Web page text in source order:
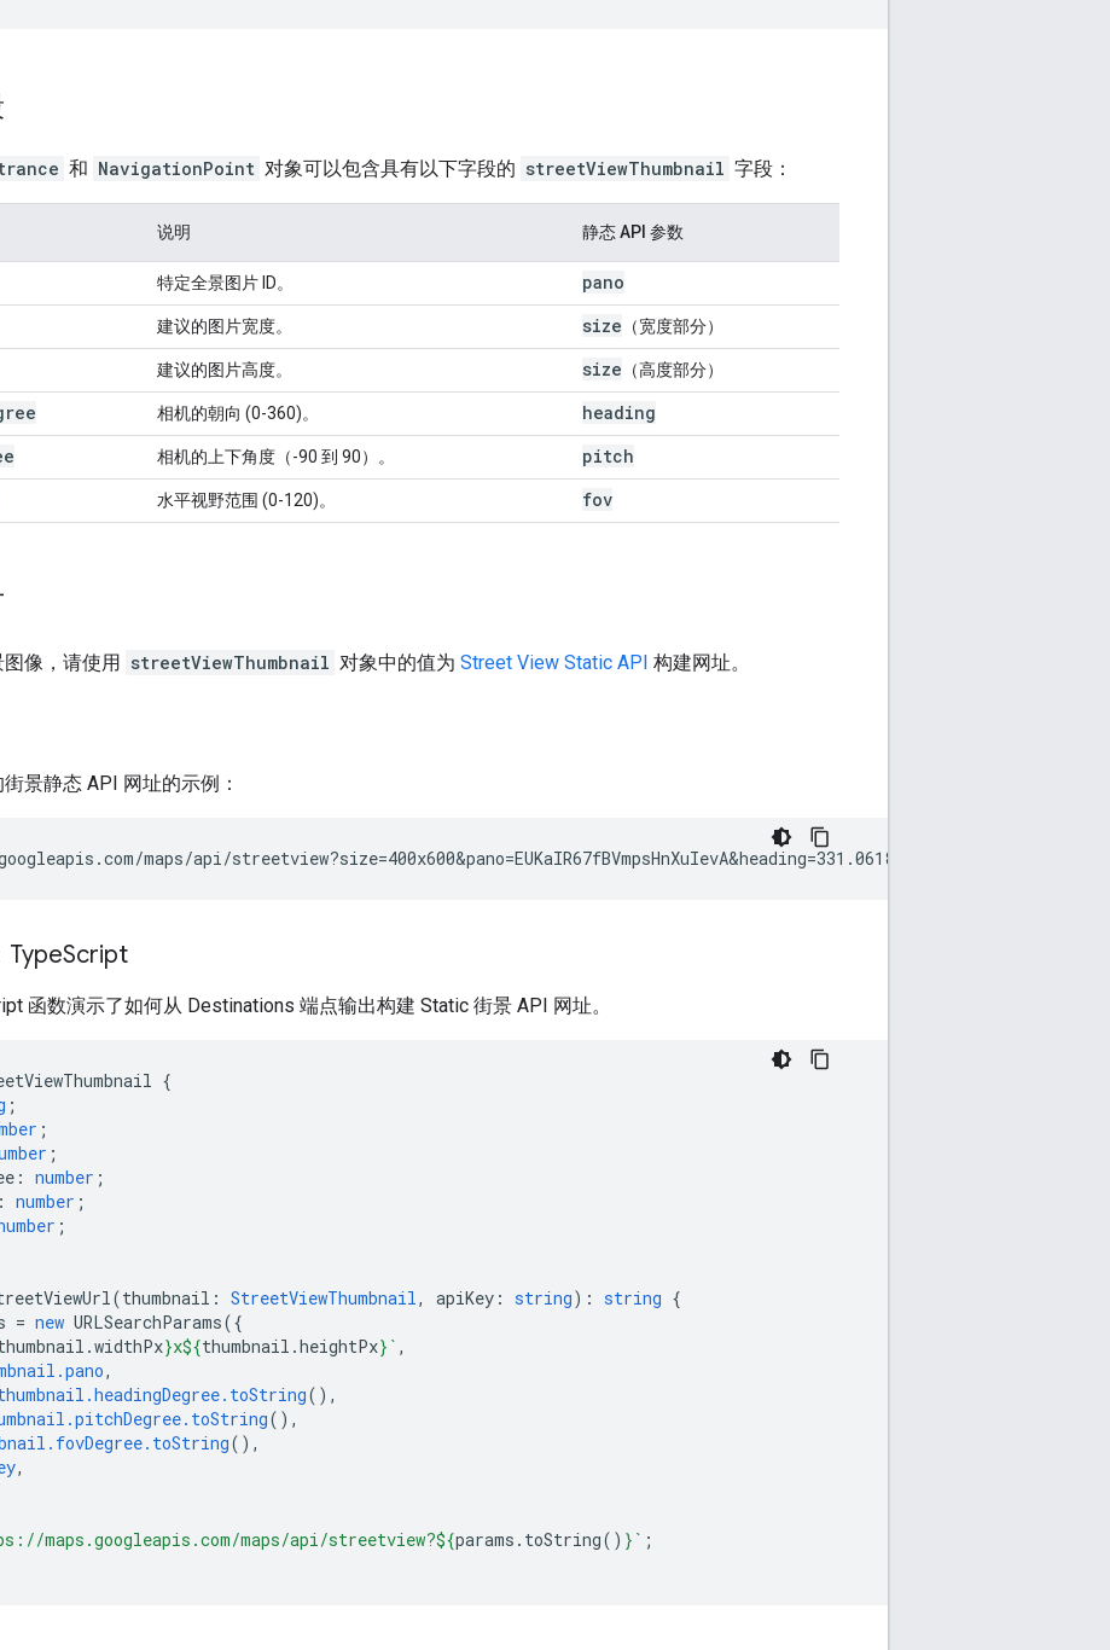
和 NavigationPoint 对象可以包含具有以下字段的 streetViewThumbnail 字段：
说明 静态 API 参数
特定全景图片 ID。
pano
建议的图片宽度。 size （宽度部分）
建议的图片高度。 size （高度部分）
相机的朝向 (0-360)。
heading
相机的上下角度（-90 到 90）。
pitch
水平视野范围 (0-120)。 fov
像，请使用 streetViewThumbnail 对象中的值为 Street View Static API 构建网址。
景静态 API 网址的示例：
maps/api/streetview?size=400x600&pano=EUKaIR67fBVmpsHnXuIevA&heading=331.06186&fov=60&key=
TypeScript
函数演示了如何从 Destinations 端点输出构建 Static 街景 API 网址。
{
;
;
;
: number ;
: number ;
;
(thumbnail : StreetViewThumbnail, apiKey : string) : string {
= new URLSearchParams({
.widthPx}x${thumbnail .heightPx} ` ,
,
(),
(),
(),
,
maps.googleapis.com/maps/api/streetview?${params . toString() } ` ;